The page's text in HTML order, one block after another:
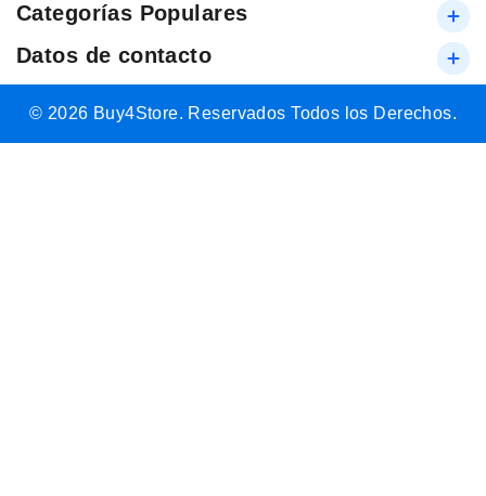
Categorías Populares
Datos de contacto
© 2026 Buy4Store. Reservados Todos los Derechos.